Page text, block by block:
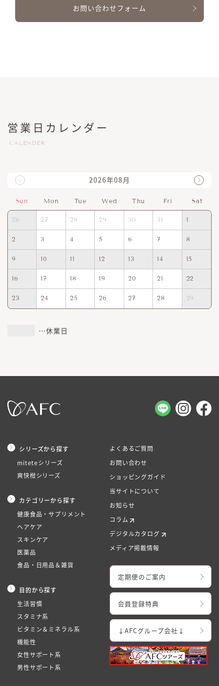
お問い合わせフォーム
営業日カレンダー
CALENDER
2026年08月
Sun Mon Tue Wed Thu Fri Sat
26 27 28 29 30 31 1
2 3 4 5 6 7 8
9 10 11 12 13 14 15
16 17 18 19 20 21 22
23 24 25 26 27 28 29
…休業日
シリーズから探す
miteteシリーズ
爽快柑シリーズ
カテゴリーから探す
健康食品・サプリメント
ヘアケア
スキンケア
医薬品
食品・日用品＆雑貨
目的から探す
生活習慣
スタミナ系
ビタミン＆ミネラル系
機能性
女性サポート系
男性サポート系
よくあるご質問
お問い合わせ
ショッピングガイド
当サイトについて
お知らせ
コラム
デジタルカタログ
メディア掲載情報
定期便のご案内
会員登録特典
↓AFCグループ会社↓